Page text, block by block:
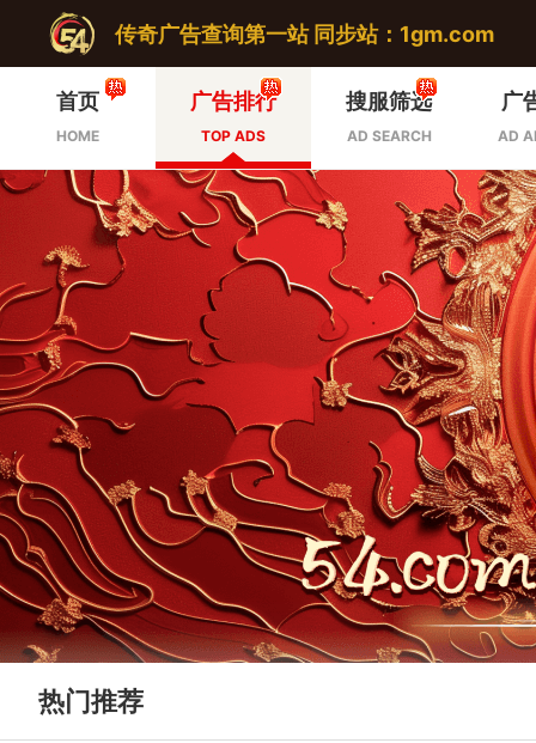
传奇广告查询第一站 同步站：1gm.com
首页
HOME
广告排行
TOP ADS
搜服筛选
AD SEARCH
广
AD
热门推荐